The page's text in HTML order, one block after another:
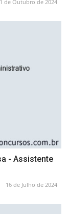
de Outubro de 2024
- Assistente
16 de Julho de 2024